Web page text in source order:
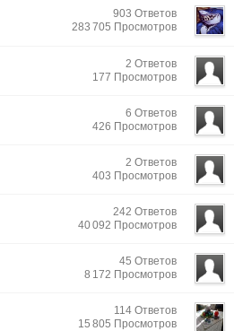
903 Ответов
283 705 Просмотров
2 Ответов
177 Просмотров
6 Ответов
426 Просмотров
2 Ответов
403 Просмотров
242 Ответов
40 092 Просмотров
45 Ответов
8 172 Просмотров
114 Ответов
15 805 Просмотров